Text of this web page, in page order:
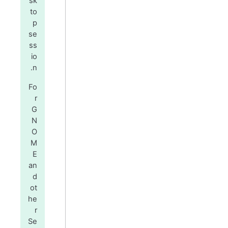
to
p
se
ss
io
n.
Fo
r
G
N
O
M
E
an
d
ot
he
r
Se